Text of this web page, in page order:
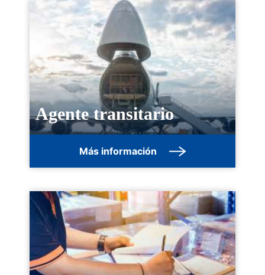
Agente transitario
Más información